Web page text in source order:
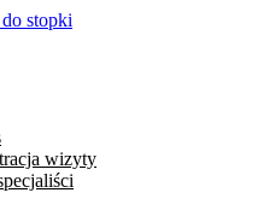
stopki
wizyty